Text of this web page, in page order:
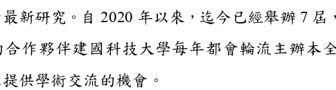
的最新研究。自
2020年以來，迄今已
7
的合作夥伴建國科技大學每
提供學術交流的機會。